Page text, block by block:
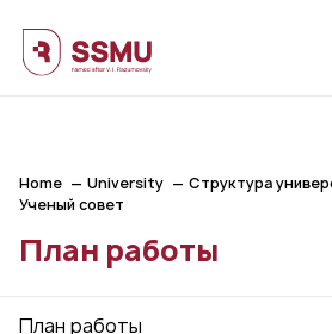
Home University
Структура
Ученый совет
План работы
План работы